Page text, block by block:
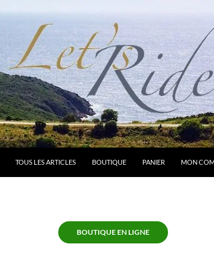
TOUS LES ARTICLES BOUTIQUE PANIER MON
BOUTIQUE EN LIGNE